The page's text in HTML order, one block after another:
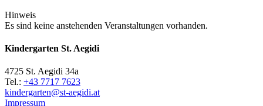
Hinweis
Es sind keine anstehenden Veranstaltungen vorhanden.
Kindergarten St. Aegidi
4725 St. Aegidi 34a
Tel.: +43 7717 7623
kindergarten@st-aegidi.at
Impressum